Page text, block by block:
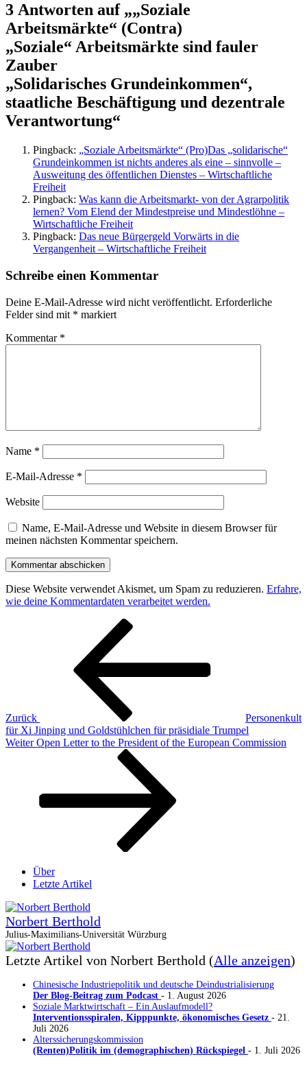
3 Antworten auf „„Soziale
Arbeitsmärkte“ (Contra)
„Soziale“ Arbeitsmärkte sind fauler
Zauber
„Solidarisches Grundeinkommen“,
staatliche Beschäftigung und dezentrale
Verantwortung“
Pingback: „Soziale Arbeitsmärkte“ (Pro)Das „solidarische“
Grundeinkommen ist nichts anderes als eine – sinnvolle –
Ausweitung des öffentlichen Dienstes – Wirtschaftliche
Freiheit
Pingback: Was kann die Arbeitsmarkt- von der Agrarpolitik
lernen? Vom Elend der Mindestpreise und Mindestlöhne –
Wirtschaftliche Freiheit
Pingback: Das neue Bürgergeld Vorwärts in die
Vergangenheit – Wirtschaftliche Freiheit
Schreibe einen Kommentar
Deine E-Mail-Adresse wird nicht veröffentlicht. Erforderliche
Felder sind mit * markiert
Kommentar *
Name *
E-Mail-Adresse *
Website
Name, E-Mail-Adresse und Website in diesem Browser für
meinen nächsten Kommentar speichern.
Diese Website verwendet Akismet, um Spam zu reduzieren. Erfahre,
wie deine Kommentardaten verarbeitet werden.
Beitragsnavigation
Zurück
Personenkult
für Xi Jinping und Goldstühlchen für präsidiale Trumpel
Nächster
Weiter Open Letter to the President of the European Commission
Über
Letzte Artikel
Norbert Berthold
Julius-Maximilians-Universität Würzburg
Letzte Artikel von Norbert Berthold (Alle anzeigen)
Chinesische Industriepolitik und deutsche Deindustrialisierung
Der Blog-Beitrag zum Podcast - 1. August 2026
Soziale Marktwirtschaft – Ein Auslaufmodell?
Interventionsspiralen, Kipppunkte, ökonomisches Gesetz - 21.
Juli 2026
Alterssicherungskommission
(Renten)Politik im (demographischen) Rückspiegel - 1. Juli 2026